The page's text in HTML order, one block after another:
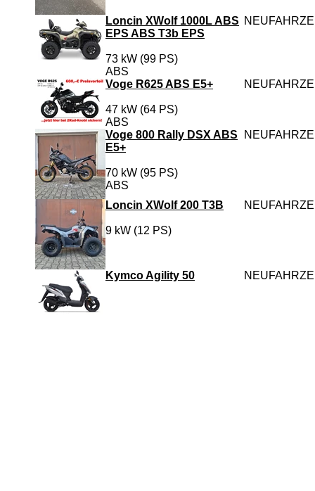
Loncin XWolf 1000L ABS
EPS ABS T3b EPS
73 kW (99 PS)
ABS
Voge R625 ABS E5+
47 kW (64 PS)
ABS
Voge 800 Rally DSX ABS
E5+
70 kW (95 PS)
ABS
Loncin XWolf 200 T3B
9 kW (12 PS)
Kymco Agility 50